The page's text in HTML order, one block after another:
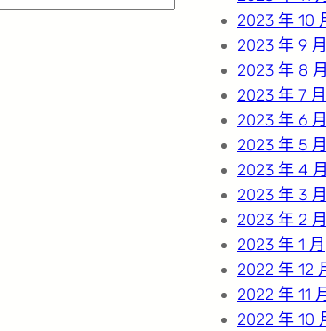
2023 年 10
2023 年 9 月
2023 年 8 月
2023 年 7 月
2023 年 6 月
2023 年 5 月
2023 年 4 月
2023 年 3 月
2023 年 2 月
2023 年 1 月
2022 年 12
2022 年 11
2022 年 10